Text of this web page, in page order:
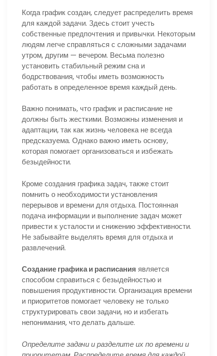
Когда график создан, следует распределить время
для каждой задачи. Здесь стоит учесть
собственные предпочтения и привычки. Некоторым
людям легче справляться с сложными задачами
утром, другим — вечером. Весьма полезно
установить стабильный режим сна и
бодрствования, чтобы иметь возможность
работать в определенное время каждый день.
Важно понимать, что график и расписание не
должны быть жесткими. Возможны изменения и
адаптации, так как жизнь человека не всегда
предсказуема. Однако важно иметь основу,
которая помогает организоваться и избежать
безыдейности.
Кроме создания графика задач, также стоит
помнить о необходимости установления
перерывов и времени для отдыха. Постоянная
подача информации и выполнение задач может
привести к усталости и снижению эффективности.
Не забывайте выделять время для отдыха и
развлечений.
Создание графика и расписания является
способом справиться с безыдейностью и
повышения продуктивности. Организация времени
и приоритетов помогает человеку не только
структурировать свои задачи, но и избегать
непонимания, что делать дальше.
Определите задачи и разделите их по времени и